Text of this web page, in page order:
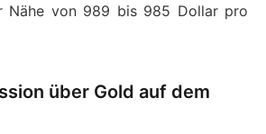
Nähe von 989 bis 985 Dollar pro
über Gold auf dem